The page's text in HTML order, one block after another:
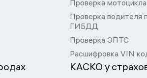
Проверка мотоцикла
Проверка водителя
ГИБДД
Проверка ЭПТС
Расшифровка VIN
КАСКО у